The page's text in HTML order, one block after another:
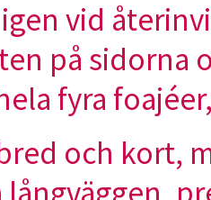
vid
på sidorna
fyra
och kort,